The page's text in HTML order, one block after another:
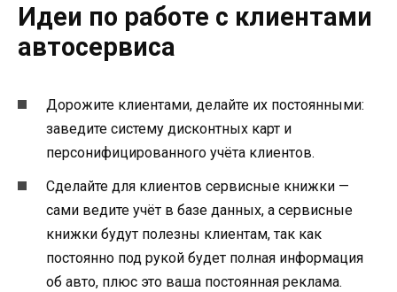
Идеи по работе с клиентами
автосервиса
Дорожите клиентами, делайте их постоянными:
заведите систему дисконтных карт и
персонифицированного учёта клиентов.
Сделайте для клиентов сервисные книжки —
сами ведите учёт в базе данных, а сервисные
книжки будут полезны клиентам, так как
постоянно под рукой будет полная информация
об авто, плюс это ваша постоянная реклама.